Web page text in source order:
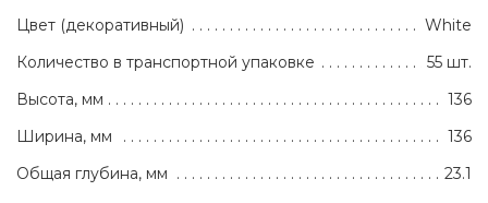
Цвет (декоративный)
White
Количество в транспортной упаковке
55 шт.
Высота, мм
136
Ширина, мм
136
Общая глубина, мм
23.1